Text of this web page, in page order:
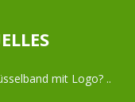
mit Logo? ..